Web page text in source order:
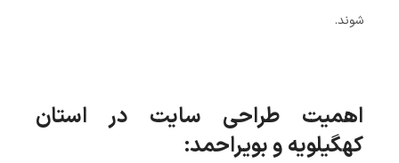
شوند.
اهمیت طراحی سایت در استان
کهگیلویه و بویراحمد: